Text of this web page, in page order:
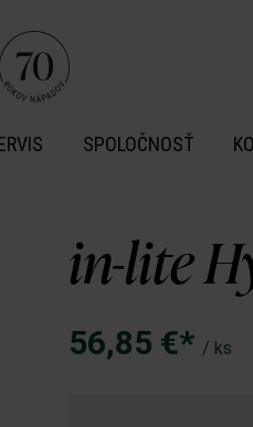
SPOLOČNOSŤ
in-lite
56,85 €* / ks